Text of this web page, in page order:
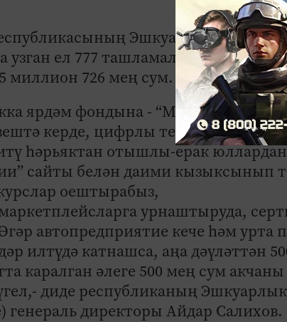
Эшкуарлыкка
узган ел 777 ташламалы микрозайм
миллион 726 мең сум.
ярдәм фондына - “Мой бизнес”
керде, цифрлы
һәрьяктан отышлы-ерак
сайты белән даими кызыксынып
оештырабыз,
урнаштыруда,
автопредприятие кече һәм урта
илтүдә катнашса, аңа дәүләттән
каралган әлеге 500 мең сум акчаны
диде республиканың
генераль директоры Айдар Салихов.